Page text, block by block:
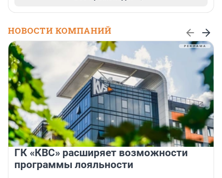
НОВОСТИ КОМПАНИЙ
ГК «КВС» расширяет возможности
программы лояльности